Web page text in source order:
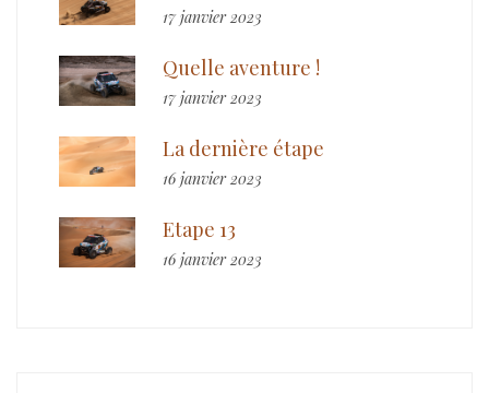
17 janvier 2023
Quelle aventure !
17 janvier 2023
La dernière étape
16 janvier 2023
Etape 13
16 janvier 2023